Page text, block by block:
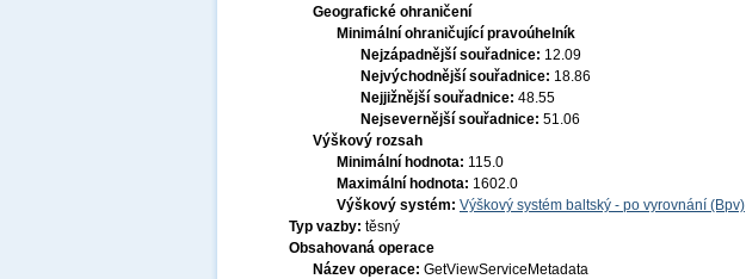
Geografické ohraničení
Minimální ohraničující pravoúhelník
Nejzápadnější souřadnice: 12.09
Nejvýchodnější souřadnice: 18.86
Nejjižnější souřadnice: 48.55
Nejsevernější souřadnice: 51.06
Výškový rozsah
Minimální hodnota: 115.0
Maximální hodnota: 1602.0
Výškový systém: Výškový systém baltský - po vyrovnání (Bpv)
Typ vazby: těsný
Obsahovaná operace
Název operace: GetViewServiceMetadata